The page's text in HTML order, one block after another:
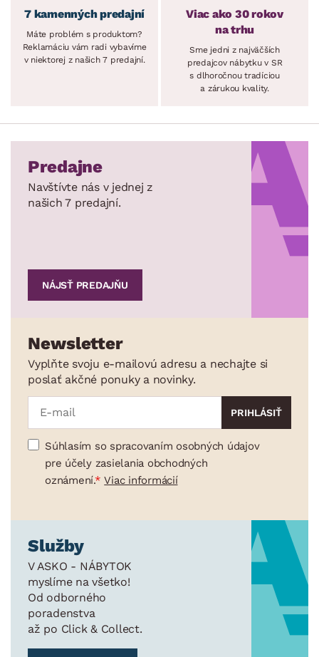
7 kamenných predajní
Máte problém s produktom?
Reklamáciu vám radi vybavíme
v niektorej z našich 7 predajní.
Viac ako 30 rokov
na trhu
Sme jedni z najväčších
predajcov nábytku v SR
s dlhoročnou tradíciou
a zárukou kvality.
Predajne
Navštívte nás v jednej z
našich 7 predajní.
NÁJSŤ PREDAJŇU
Newsletter
Vyplňte svoju e-mailovú adresu a nechajte si
poslať akčné ponuky a novinky.
Súhlasím so spracovaním osobných údajov
pre účely zasielania obchodných
oznámení.
Viac informácií
Služby
V ASKO - NÁBYTOK
myslíme na všetko!
Od odborného
poradenstva
až po Click & Collect.